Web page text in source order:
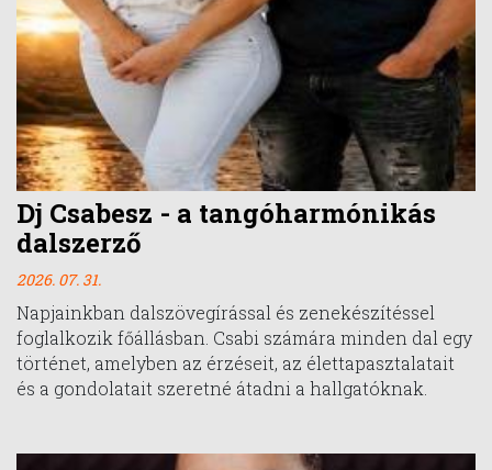
Dj Csabesz - a tangóharmónikás
dalszerző
2026. 07. 31.
Napjainkban dalszövegírással és zenekészítéssel
foglalkozik főállásban. Csabi számára minden dal egy
történet, amelyben az érzéseit, az élettapasztalatait
és a gondolatait szeretné átadni a hallgatóknak.